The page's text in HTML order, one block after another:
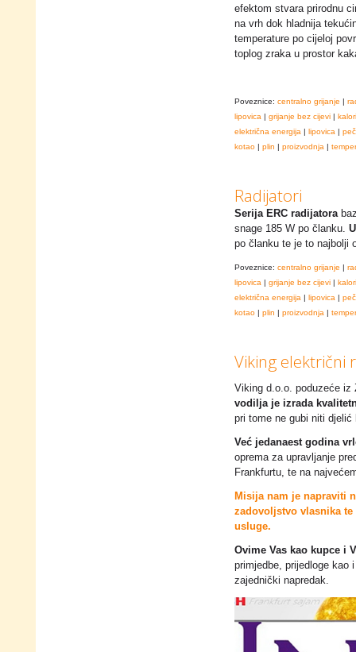
efektom stvara prirodnu
na vrh dok hladnija
temperature po cijeloj
toplog zraka u prostor
Poveznice: centralno grijanje |
lipovica | grijanje bez cijevi |
električna energija | lipovica |
kotao | plin | proizvodnja |
Radijatori
Serija ERC radijatora
snage 185 W po članku.
po članku te je to najbolji
Poveznice: centralno grijanje |
lipovica | grijanje bez cijevi |
električna energija | lipovica |
kotao | plin | proizvodnja |
Viking električni
Viking d.o.o. poduzeće iz
vodilja je izrada
pri tome ne gubi niti
Već jedanaest godina
oprema za upravljanje
Frankfurtu, te na
Misija nam je napraviti
zadovoljstvo vlasnika
usluge.
Ovime Vas kao kupce i
primjedbe, prijedloge kao
zajednički napredak.